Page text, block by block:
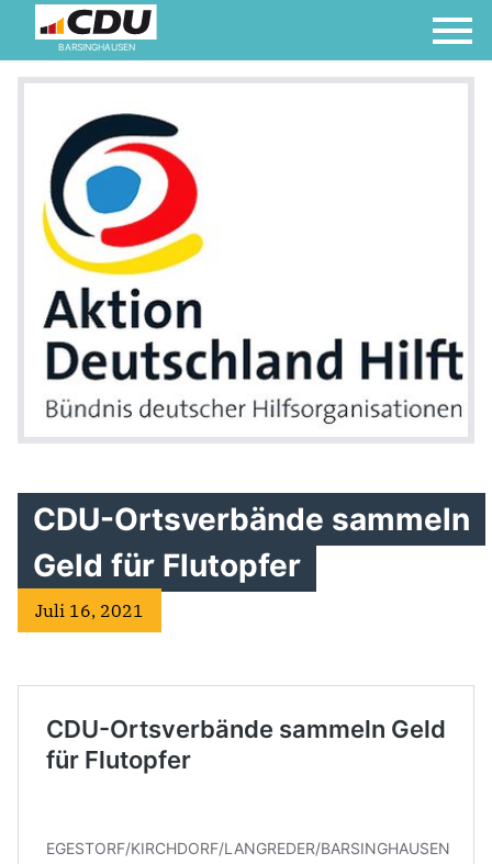
BARSINGHAUSEN
CDU-Ortsverbände sammeln
Geld für Flutopfer
Juli 16, 2021